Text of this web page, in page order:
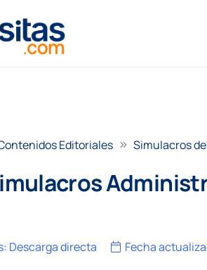
Editoriales Simulacros
Descarga directa Fecha